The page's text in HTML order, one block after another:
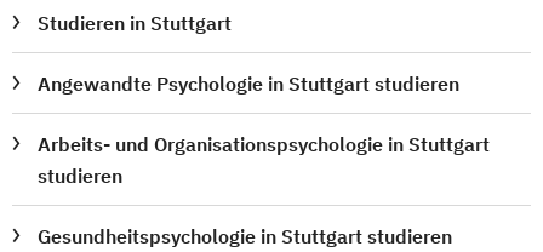
Studieren in Stuttgart
Angewandte Psychologie in Stuttgart studieren
Arbeits- und Organisationspsychologie in Stuttgart
studieren
Gesundheitspsychologie in Stuttgart studieren